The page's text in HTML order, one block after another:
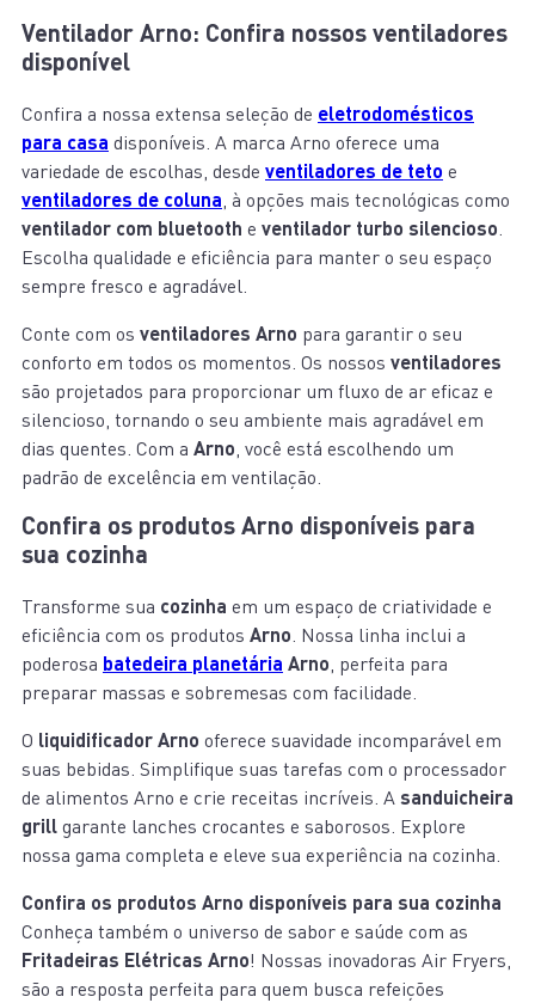
Ventilador Arno: Confira nossos ventiladores
disponível
Confira a nossa extensa seleção de eletrodomésticos
para casa disponíveis. A marca Arno oferece uma
variedade de escolhas, desde ventiladores de teto e
ventiladores de coluna, à opções mais tecnológicas como
ventilador com bluetooth e ventilador turbo silencioso.
Escolha qualidade e eficiência para manter o seu espaço
sempre fresco e agradável.
Conte com os ventiladores Arno para garantir o seu
conforto em todos os momentos. Os nossos ventiladores
são projetados para proporcionar um fluxo de ar eficaz e
silencioso, tornando o seu ambiente mais agradável em
dias quentes. Com a Arno, você está escolhendo um
padrão de excelência em ventilação.
Confira os produtos Arno disponíveis para
sua cozinha
Transforme sua cozinha em um espaço de criatividade e
eficiência com os produtos Arno. Nossa linha inclui a
poderosa batedeira planetária Arno, perfeita para
preparar massas e sobremesas com facilidade.
O liquidificador Arno oferece suavidade incomparável em
suas bebidas. Simplifique suas tarefas com o processador
de alimentos Arno e crie receitas incríveis. A sanduicheira
grill garante lanches crocantes e saborosos. Explore
nossa gama completa e eleve sua experiência na cozinha.
Confira os produtos Arno disponíveis para sua cozinha
Conheça também o universo de sabor e saúde com as
Fritadeiras Elétricas Arno! Nossas inovadoras Air Fryers,
são a resposta perfeita para quem busca refeições